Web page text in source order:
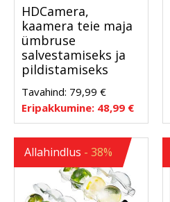
HDCamera,
kaamera teie maja
ümbruse
salvestamiseks ja
pildistamiseks
Tavahind: 79,99 €
Eripakkumine: 48,99 €
Allahindlus - 38%